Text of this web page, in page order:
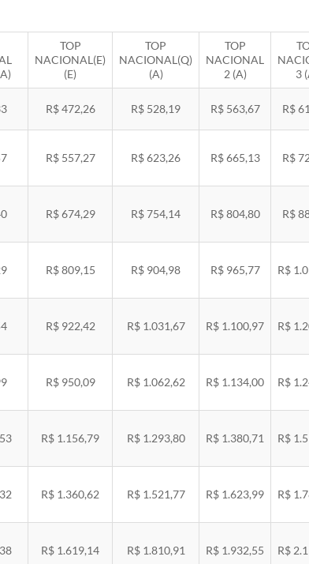
TOP
NACIONAL(E)
(E)
TOP
NACIONAL(Q)
(A)
TOP
NACIONAL
2 (A)
3
R$ 472,26 R$ 528,19 R$ 563,67 R$
R$ 557,27 R$ 623,26 R$ 665,13 R$
R$ 674,29 R$ 754,14 R$ 804,80 R$
R$ 809,15 R$ 904,98 R$ 965,77 R$
R$ 922,42 R$ 1.031,67 R$ 1.100,97 R$
R$ 950,09 R$ 1.062,62 R$ 1.134,00 R$
R$ 1.156,79 R$ 1.293,80 R$ 1.380,71 R$
R$ 1.360,62 R$ 1.521,77 R$ 1.623,99 R$
R$ 1.619,14 R$ 1.810,91 R$ 1.932,55 R$